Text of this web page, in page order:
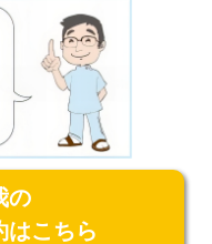
の
はこちら